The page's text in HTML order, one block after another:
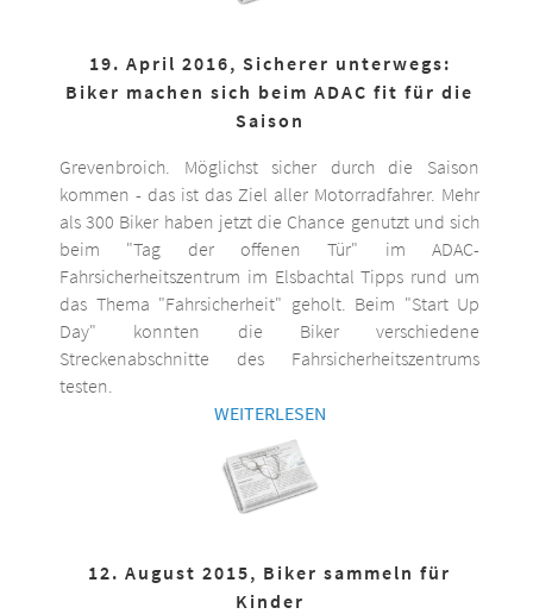
19. April 2016, Sicherer unterwegs:
Biker machen sich beim ADAC fit für die
Saison
Grevenbroich. Möglichst sicher durch die Saison
kommen - das ist das Ziel aller Motorradfahrer. Mehr
als 300 Biker haben jetzt die Chance genutzt und sich
beim "Tag der offenen Tür" im ADAC-
Fahrsicherheitszentrum im Elsbachtal Tipps rund um
das Thema "Fahrsicherheit" geholt. Beim "Start Up
Day" konnten die Biker verschiedene
Streckenabschnitte des Fahrsicherheitszentrums
testen.
WEITERLESEN
12. August 2015, Biker sammeln für
Kinder